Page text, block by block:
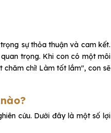
sự thỏa thuận và cam kết.
trọng. Khi con có một môi
chăm chỉ! Làm tốt lắm", con sẽ
cứu. Dưới đây là một số lợi